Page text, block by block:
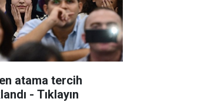
atama tercih
- Tıklayın